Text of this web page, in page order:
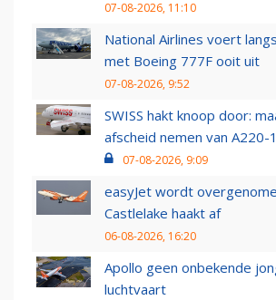
07-08-2026, 11:10
National Airlines voert
met Boeing 777F ooit uit
07-08-2026, 9:52
SWISS hakt knoop door:
afscheid nemen van
07-08-2026, 9:09
easyJet wordt
Castlelake haakt af
06-08-2026, 16:20
Apollo geen onbekende
luchtvaart